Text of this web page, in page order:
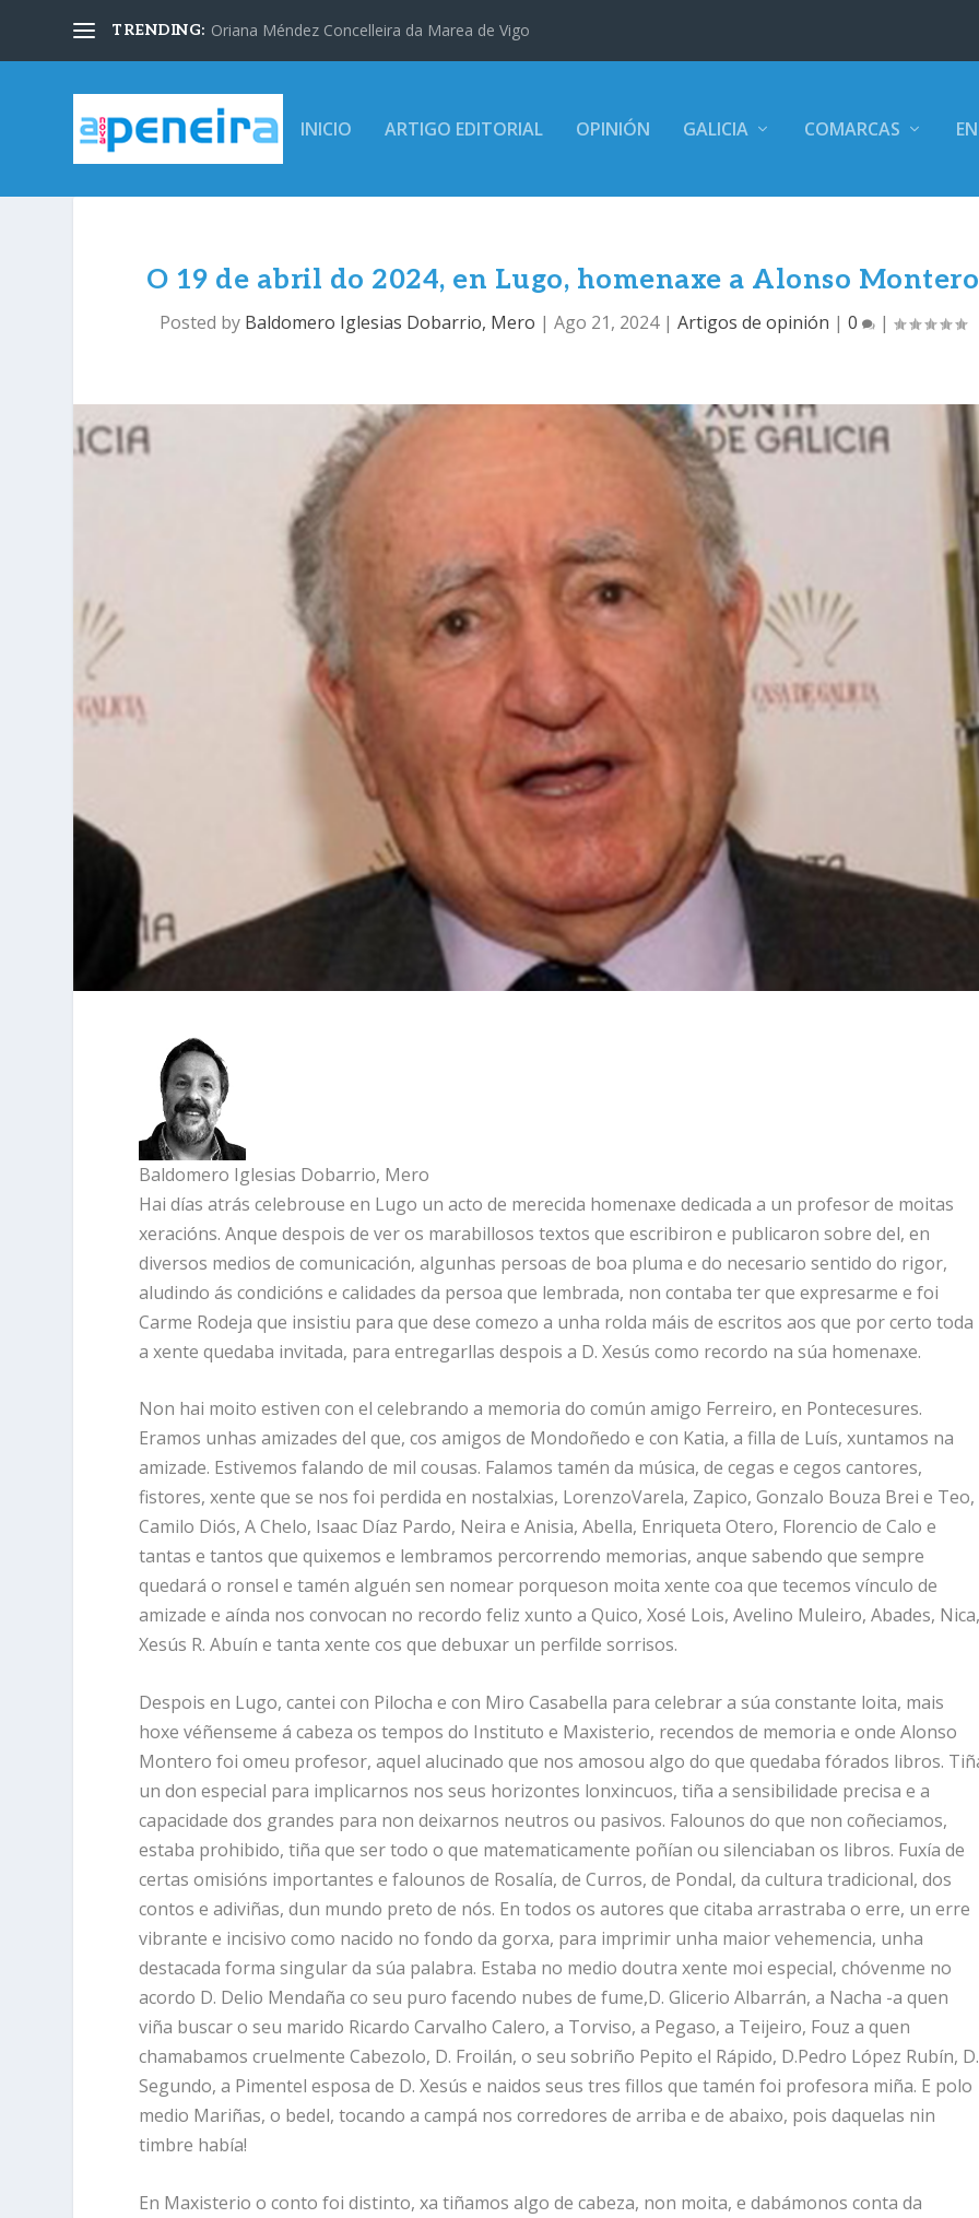
TRENDING: Oriana Méndez Concelleira da Marea de Vigo
INICIO ARTIGO EDITORIAL OPINIÓN GALICIA COMARCAS
O 19 de abril do 2024, en Lugo, homenaxe a Alonso Montero
Posted by Baldomero Iglesias Dobarrio, Mero | Ago 21, 2024| Artigos de opinión | 0 |
Baldomero Iglesias Dobarrio, Mero
Hai días atrás celebrouse en Lugo un acto de merecida homenaxe dedicada a un profesor de moitas
xeracións. Anque despois de ver os marabillosos textos que escribiron e publicaron sobre del, en
diversos medios de comunicación, algunhas persoas de boa pluma e do necesario sentido do rigor,
aludindo ás condicións e calidades da persoa que lembrada, non contaba ter que expresarme e foi
Carme Rodeja que insistiu para que dese comezo a unha rolda máis de escritos aos que por certo toda
a xente quedaba invitada, para entregarllas despois a D. Xesús como recordo na súa homenaxe.
Non hai moito estiven con el celebrando a memoria do común amigo Ferreiro, en Pontecesures.
Eramos unhas amizades del que, cos amigos de Mondoñedo e con Katia, a filla de Luís, xuntamos na
amizade. Estivemos falando de mil cousas. Falamos tamén da música, de cegas e cegos cantores,
fistores, xente que se nos foi perdida en nostalxias, LorenzoVarela, Zapico, Gonzalo Bouza Brei e Teo,
Camilo Diós, A Chelo, Isaac Díaz Pardo, Neira e Anisia, Abella, Enriqueta Otero, Florencio de Calo e
tantas e tantos que quixemos e lembramos percorrendo memorias, anque sabendo que sempre
quedará o ronsel e tamén alguén sen nomear porqueson moita xente coa que tecemos vínculo de
amizade e aínda nos convocan no recordo feliz xunto a Quico, Xosé Lois, Avelino Muleiro, Abades,
Xesús R. Abuín e tanta xente cos que debuxar un perfilde sorrisos.
Despois en Lugo, cantei con Pilocha e con Miro Casabella para celebrar a súa constante loita, mais
hoxe véñenseme á cabeza os tempos do Instituto e Maxisterio, recendos de memoria e onde Alonso
Montero foi omeu profesor, aquel alucinado que nos amosou algo do que quedaba fórados libros.
un don especial para implicarnos nos seus horizontes lonxincuos, tiña a sensibilidade precisa e a
capacidade dos grandes para non deixarnos neutros ou pasivos. Falounos do que non coñeciamos,
estaba prohibido, tiña que ser todo o que matematicamente poñían ou silenciaban os libros. Fuxía de
certas omisións importantes e falounos de Rosalía, de Curros, de Pondal, da cultura tradicional, dos
contos e adiviñas, dun mundo preto de nós. En todos os autores que citaba arrastraba o erre, un erre
vibrante e incisivo como nacido no fondo da gorxa, para imprimir unha maior vehemencia, unha
destacada forma singular da súa palabra. Estaba no medio doutra xente moi especial, chóvenme no
acordo D. Delio Mendaña co seu puro facendo nubes de fume,D. Glicerio Albarrán, a Nacha -a quen
viña buscar o seu marido Ricardo Carvalho Calero, a Torviso, a Pegaso, a Teijeiro, Fouz a quen
chamabamos cruelmente Cabezolo, D. Froilán, o seu sobriño Pepito el Rápido, D.Pedro López Rubín, D.
Segundo, a Pimentel esposa de D. Xesús e naidos seus tres fillos que tamén foi profesora miña. E polo
medio Mariñas, o bedel, tocando a campá nos corredores de arriba e de abaixo, pois daquelas nin
timbre había!
En Maxisterio o conto foi distinto, xa tiñamos algo de cabeza, non moita, e dabámonos conta da